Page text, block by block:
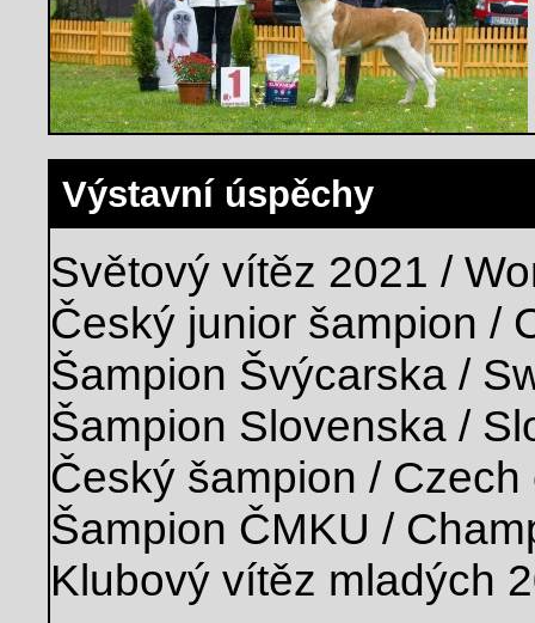
Výstavní úspěchy
Světový vítěz 2021 /
Český junior šampion /
Šampion Švýcarska /
Šampion Slovenska /
Český šampion / Czech
Šampion ČMKU /
Klubový vítěz mladých